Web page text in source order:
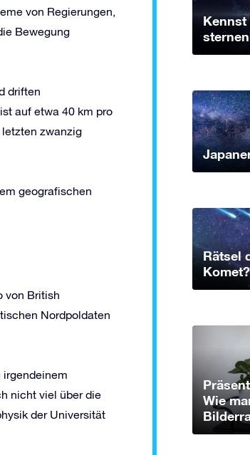
von Regierungen,
Bewegung
driften
auf etwa 40 km pro
zwanzig
geografischen
von British
Nordpoldaten
irgendeinem
nicht viel über die
der Universität
Kennst
Rätsel
Komet?
Wie